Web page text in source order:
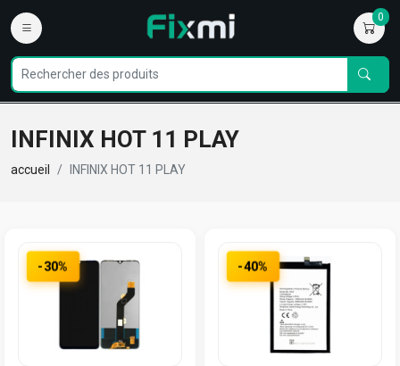
0
INFINIX HOT 11 PLAY
accueil INFINIX HOT 11 PLAY
-30% -40%